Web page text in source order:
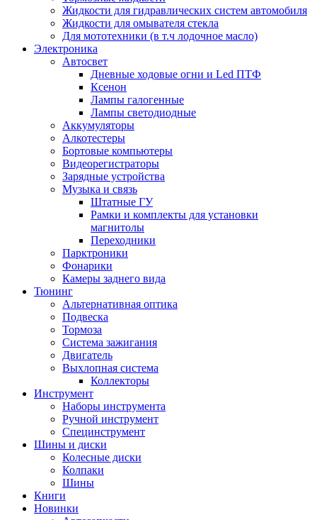
Жидкости для гидравлических систем автомобиля
Жидкости для омывателя стекла
Для мототехники (в т.ч лодочное масло)
Электроника
Автосвет
Дневные ходовые огни и Led ПТФ
Ксенон
Лампы галогенные
Лампы светодиодные
Аккумуляторы
Алкотестеры
Бортовые компьютеры
Видеорегистраторы
Зарядные устройства
Музыка и связь
Штатные ГУ
Рамки и комплекты для установки
магнитолы
Переходники
Парктроники
Фонарики
Камеры заднего вида
Тюнинг
Альтернативная оптика
Подвеска
Тормоза
Система зажигания
Двигатель
Выхлопная система
Коллекторы
Инструмент
Наборы инструмента
Ручной инструмент
Специнструмент
Шины и диски
Колесные диски
Колпаки
Шины
Книги
Новинки